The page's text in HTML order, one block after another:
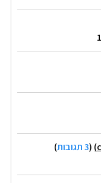
(3 תגובות
)